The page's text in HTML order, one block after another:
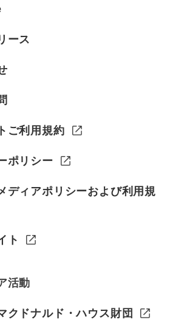
ース
ご利用規約
ポリシー
ディアポリシーおよび利用規
ト
活動
クドナルド・ハウス財団